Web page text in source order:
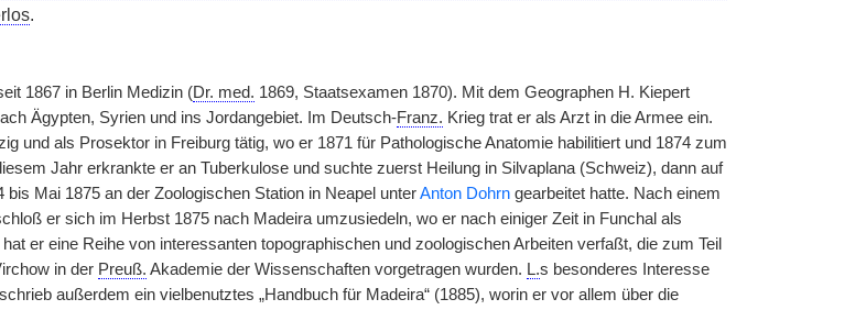
.
1867 in Berlin Medizin (Dr. med. 1869, Staatsexamen 1870). Mit dem Geographen H. Kiepert
Ägypten, Syrien und ins Jordangebiet. Im Deutsch-Franz. Krieg trat er als Arzt in die Armee ein.
und als Prosektor in Freiburg tätig, wo er 1871 für Pathologische Anatomie habilitiert und 1874 zum
Jahr erkrankte er an Tuberkulose und suchte zuerst Heilung in Silvaplana (Schweiz), dann auf
bis Mai 1875 an der Zoologischen Station in Neapel unterAnton Dohrngearbeitet hatte. Nach einem
er sich im Herbst 1875 nach Madeira umzusiedeln, wo er nach einiger Zeit in Funchal als
er eine Reihe von interessanten topographischen und zoologischen Arbeiten verfaßt, die zum Teil
in der Preuß. Akademie der Wissenschaften vorgetragen wurden. L.s besonderes Interesse
außerdem ein vielbenutztes „Handbuch für Madeira“ (1885), worin er vor allem über die